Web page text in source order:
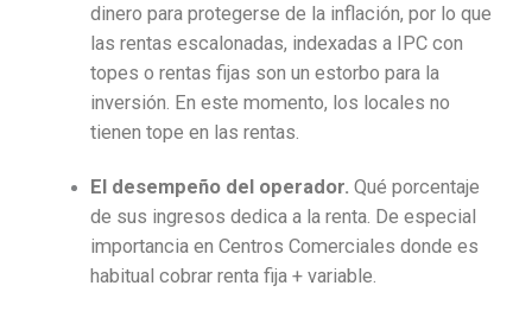
dinero para protegerse de la inflación, por lo que
las rentas escalonadas, indexadas a IPC con
topes o rentas fijas son un estorbo para la
inversión. En este momento, los locales no
tienen tope en las rentas.
El desempeño del operador.Qué porcentaje
de sus ingresos dedica a la renta. De especial
importancia en Centros Comerciales donde es
habitual cobrar renta fija + variable.